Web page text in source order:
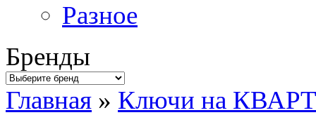
Разное
Бренды
Главная » Ключи на